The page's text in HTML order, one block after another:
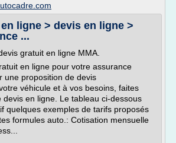
ligne > devis en ligne >
...
gratuit en ligne MMA.
en ligne pour votre assurance
une proposition de devis
véhicule et à vos besoins, faites
devis en ligne. Le tableau ci-dessous
quelques exemples de tarifs proposés
formules auto.: Cotisation mensuelle